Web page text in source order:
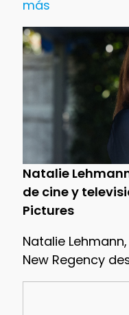
más
Natalie
de cine y
Pictures
Natalie
New Regency